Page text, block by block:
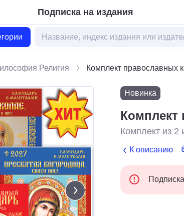
Подписка на издания
Религия Комплект православных
Новинка
Комплект
Комплект из 2
К описанию